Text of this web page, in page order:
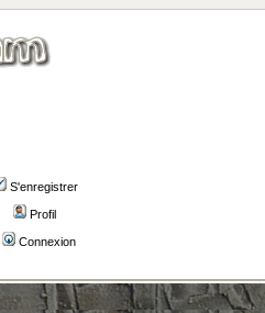
S'enregistrer
Profil
Connexion